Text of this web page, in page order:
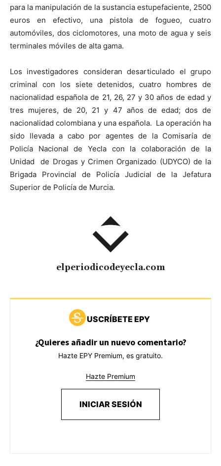
para la manipulación de la sustancia estupefaciente, 2500
euros en efectivo, una pistola de fogueo, cuatro
automóviles, dos ciclomotores, una moto de agua y seis
terminales móviles de alta gama.
Los investigadores consideran desarticulado el grupo
criminal con los siete detenidos, cuatro hombres de
nacionalidad española de 21, 26, 27 y 30 años de edad y
tres mujeres, de 20, 21 y 47 años de edad; dos de
nacionalidad colombiana y una española. La operación ha
sido llevada a cabo por agentes de la Comisaría de
Policía Nacional de Yecla con la colaboración de la
Unidad de Drogas y Crimen Organizado (UDYCO) de la
Brigada Provincial de Policía Judicial de la Jefatura
Superior de Policía de Murcia.
elperiodicodeyecla.com
USCRÍBETE EPY
¿Quieres añadir un nuevo comentario?
Hazte EPY Premium, es gratuito.
Hazte Premium
INICIAR SESIÓN